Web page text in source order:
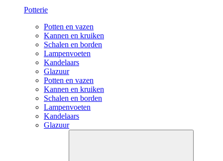
Potterie
Potten en vazen
Kannen en kruiken
Schalen en borden
Lampenvoeten
Kandelaars
Glazuur
Potten en vazen
Kannen en kruiken
Schalen en borden
Lampenvoeten
Kandelaars
Glazuur